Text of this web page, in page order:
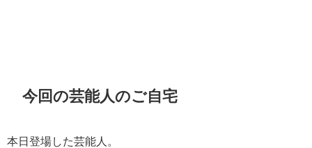
今回の芸能人のご自宅
本日登場した芸能人。